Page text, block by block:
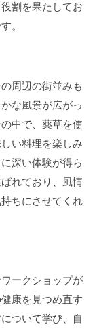
割を果たしてお
。
周辺の街並みも
な風景が広がっ
中で、薬草を使
い料理を楽しみ
深い体験が得ら
れており、風情
ちにさせてくれ
ークショップが
康を見つめ直す
ついて学び、自